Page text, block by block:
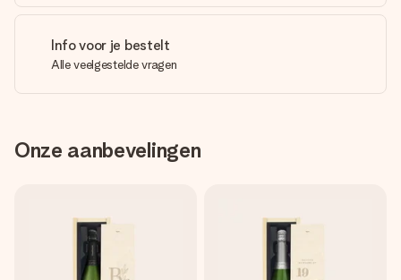
Info voor je bestelt
Alle veelgestelde vragen
Onze aanbevelingen